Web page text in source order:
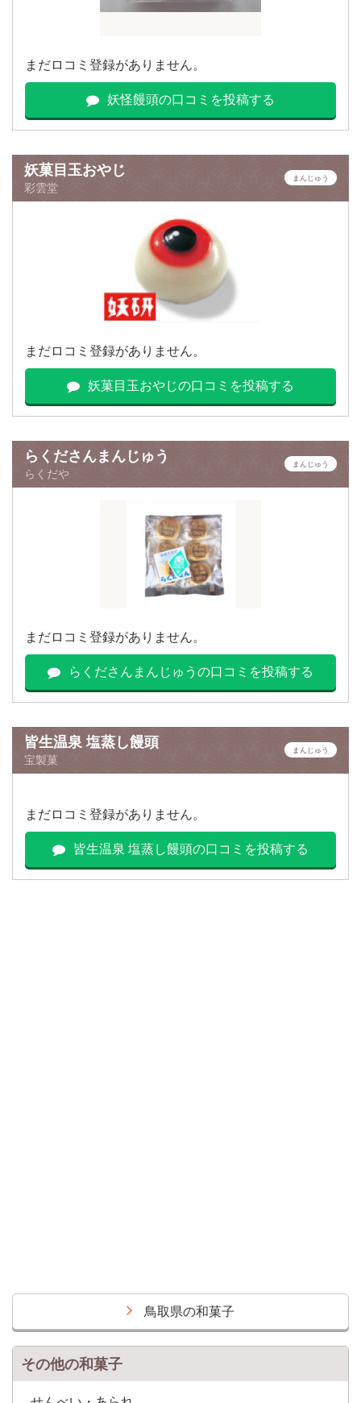
まだロコミ登録がありません。
妖怪饅頭の口コミを投稿する
妖菓目玉おやじ
彩雲堂
まんじゅう
まだロコミ登録がありません。
妖菓目玉おやじの口コミを投稿する
らくださんまんじゅう
らくだや
まんじゅう
まだロコミ登録がありません。
らくださんまんじゅうの口コミを投稿する
皆生温泉 塩蒸し饅頭
宝製菓
まんじゅう
まだロコミ登録がありません。
皆生温泉 塩蒸し饅頭の口コミを投稿する
鳥取県の和菓子
その他の和菓子